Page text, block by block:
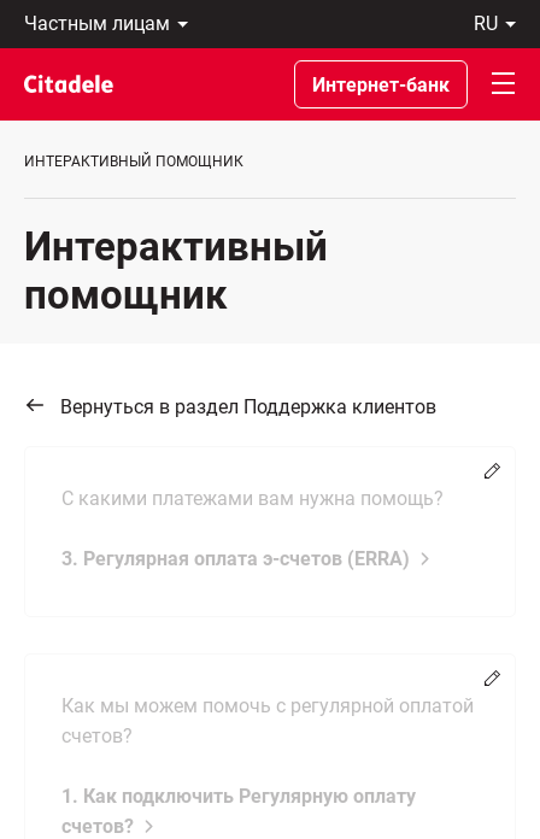
Частным
лицам
Предприятиям
Private
Banking
банке
ru
Latviski
По-
русски
In
Интернет-банк
ИНТЕРАКТИВНЫЙ ПОМОЩНИК
Интерактивный
помощник
Вернуться в раздел Поддержка клиентов
С какими платежами вам нужна помощь?
3. Регулярная оплата э-счетов (ERRA)
Как мы можем помочь с регулярной оплатой
счетов?
1. Как подключить Регулярную оплату
счетов?